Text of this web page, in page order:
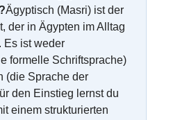
Ägyptisch (Masri) ist der
der in Ägypten im Alltag
Es ist weder
formelle Schriftsprache)
(die Sprache der
den Einstieg lernst du
einem strukturierten